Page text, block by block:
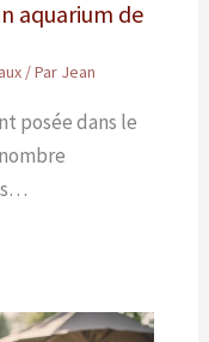
aquarium de
/ Par Jean
posée dans le